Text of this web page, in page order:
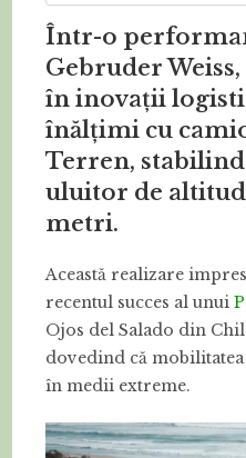
Într-o
Gebruder
în inovații
înălțimi cu
Terren,
uluitor de
metri.
Această realizare
recentul succes al unui
Ojos del Salado din
dovedind că
în medii extreme.